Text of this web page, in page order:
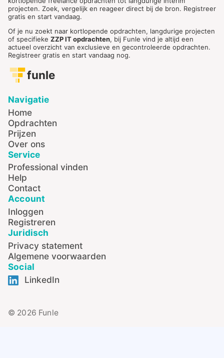
projecten. Zoek, vergelijk en reageer direct bij de bron. Registreer
gratis en start vandaag.
Of je nu zoekt naar kortlopende opdrachten, langdurige projecten
of specifieke ZZP IT opdrachten, bij Funle vind je altijd een
actueel overzicht van exclusieve en gecontroleerde opdrachten.
Registreer gratis en start vandaag nog.
funle
Navigatie
Home
Opdrachten
Prijzen
Over ons
Service
Professional vinden
Help
Contact
Account
Inloggen
Registreren
Juridisch
Privacy statement
Algemene voorwaarden
Social
LinkedIn
© 2026 Funle